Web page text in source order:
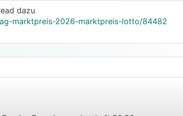
dazu
marktpreis-2026-marktpreis-lotto/84482